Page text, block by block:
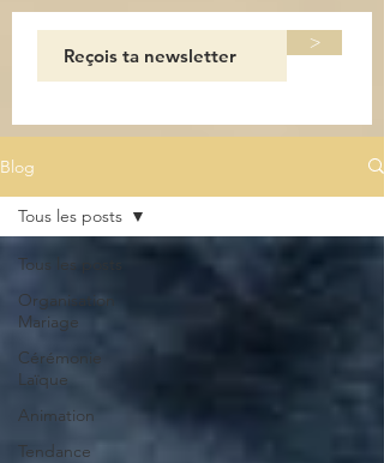
>
Blog
Tous les posts
Organisation
Mariage
Cérémonie
Laïque
Animation
Tendance
Tous les posts